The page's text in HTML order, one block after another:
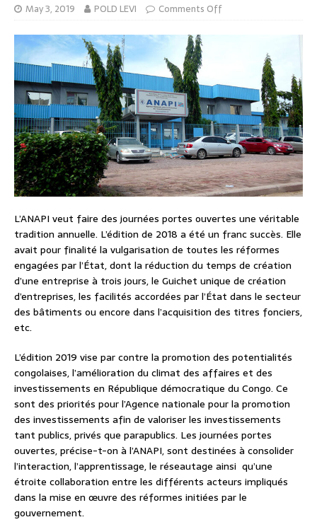
May 3, 2019 POLD LEVI Comments Off
L’ANAPI veut faire des journées portes ouvertes une véritable
tradition annuelle. L’édition de 2018 a été un franc succès. Elle
avait pour finalité la vulgarisation de toutes les réformes
engagées par l’État, dont la réduction du temps de création
d’une entreprise à trois jours, le Guichet unique de création
d’entreprises, les facilités accordées par l’État dans le secteur
des bâtiments ou encore dans l’acquisition des titres fonciers,
etc.
L’édition 2019 vise par contre la promotion des potentialités
congolaises, l’amélioration du climat des affaires et des
investissements en République démocratique du Congo. Ce
sont des priorités pour l’Agence nationale pour la promotion
des investissements afin de valoriser les investissements
tant publics, privés que parapublics. Les journées portes
ouvertes, précise-t-on à l’ANAPI, sont destinées à consolider
l’interaction, l’apprentissage, le réseautage ainsi qu’une
étroite collaboration entre les différents acteurs impliqués
dans la mise en œuvre des réformes initiées par le
gouvernement.